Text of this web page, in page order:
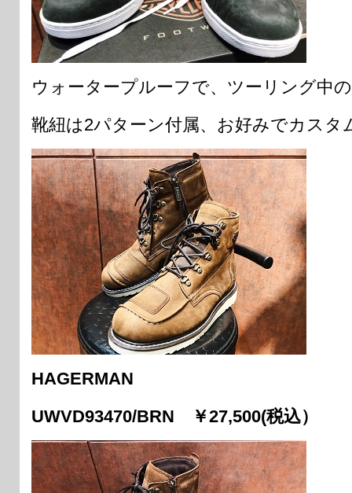
ウォータープルーフで、ツーリング中
靴紐は2パターン付属、お好みでカスタ
HAGERMAN
UWVD93470/BRN ￥27,500(税込）